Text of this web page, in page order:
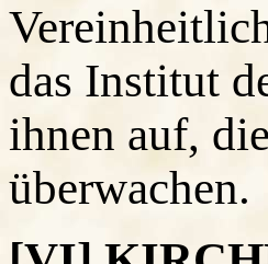
das Institut
ihnen auf,
überwachen.